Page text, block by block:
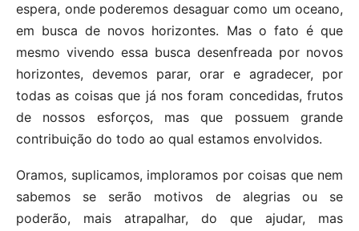
espera, onde poderemos desaguar como um oceano,
em busca de novos horizontes. Mas o fato é que
mesmo vivendo essa busca desenfreada por novos
horizontes, devemos parar, orar e agradecer, por
todas as coisas que já nos foram concedidas, frutos
de nossos esforços, mas que possuem grande
contribuição do todo ao qual estamos envolvidos.
Oramos, suplicamos, imploramos por coisas que nem
sabemos se serão motivos de alegrias ou se
poderão, mais atrapalhar, do que ajudar, mas